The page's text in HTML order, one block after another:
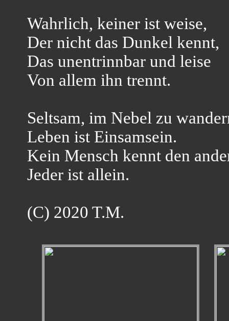
Wahrlich, keiner ist weise,
Der nicht das Dunkel kennt,
Das unentrinnbar und leise
Von allem ihn trennt.
Seltsam, im Nebel zu
Leben ist Einsamsein.
Kein Mensch kennt den
Jeder ist allein.
(C) 2020 T.M.